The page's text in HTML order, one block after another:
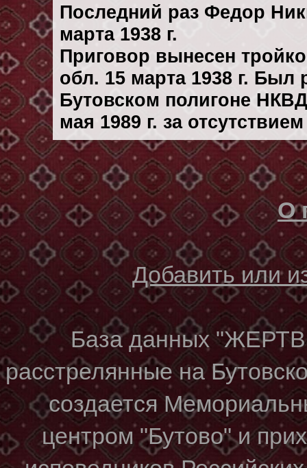
Последний раз Федор
марта 1938 г.
Приговор вынесен
обл. 15 марта 1938 г. Был
Бутовском полигоне
мая 1989 г. за
О
Добавить или
База данных
расстрелянные на
создается
центром "Бутово" и